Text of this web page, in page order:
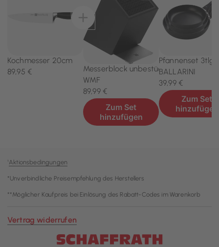
¹Aktionsbedingungen
*Unverbindliche Preisempfehlung des Herstellers
**Möglicher Kaufpreis bei Einlösung des Rabatt-Codes im Warenkorb
Vertrag widerrufen